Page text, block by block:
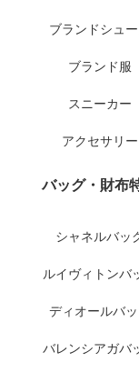
ブランドシュ
ブランド服
スニーカー
アクセサリー
バッグ・財布
シャネルバッ
ルイヴィトンバ
ディオールバ
バレンシアガバ